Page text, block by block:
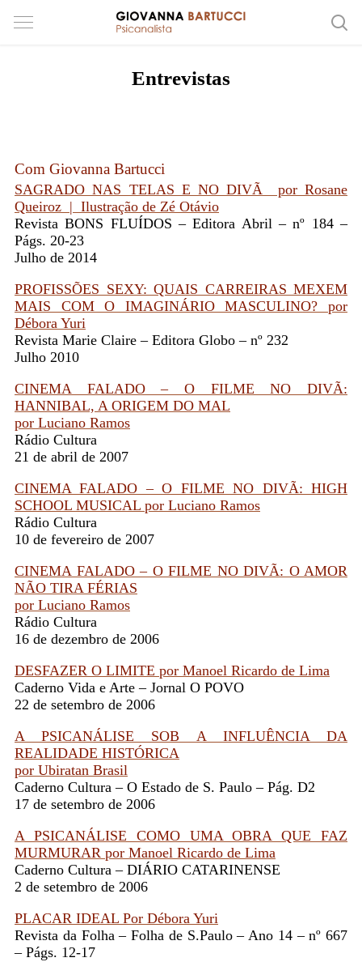
Entrevistas
Com Giovanna Bartucci
SAGRADO NAS TELAS E NO DIVÃ por Rosane
Queiroz | Ilustração de Zé Otávio
Revista BONS FLUÍDOS – Editora Abril – nº 184 –
Págs. 20-23
Julho de 2014
PROFISSÕES SEXY: QUAIS CARREIRAS MEXEM
MAIS COM O IMAGINÁRIO MASCULINO? por
Débora Yuri
Revista Marie Claire – Editora Globo – nº 232
Julho 2010
CINEMA FALADO – O FILME NO DIVÃ:
HANNIBAL, A ORIGEM DO MAL
por Luciano Ramos
Rádio Cultura
21 de abril de 2007
CINEMA FALADO – O FILME NO DIVÃ: HIGH
SCHOOL MUSICAL por Luciano Ramos
Rádio Cultura
10 de fevereiro de 2007
CINEMA FALADO – O FILME NO DIVÃ: O AMOR
NÃO TIRA FÉRIAS
por Luciano Ramos
Rádio Cultura
16 de dezembro de 2006
DESFAZER O LIMITE por Manoel Ricardo de Lima
Caderno Vida e Arte – Jornal O POVO
22 de setembro de 2006
A PSICANÁLISE SOB A INFLUÊNCIA DA
REALIDADE HISTÓRICA
por Ubiratan Brasil
Caderno Cultura – O Estado de S. Paulo – Pág. D2
17 de setembro de 2006
A PSICANÁLISE COMO UMA OBRA QUE FAZ
MURMURAR por Manoel Ricardo de Lima
Caderno Cultura – DIÁRIO CATARINENSE
2 de setembro de 2006
PLACAR IDEAL Por Débora Yuri
Revista da Folha – Folha de S.Paulo – Ano 14 – nº 667
– Págs. 12-17